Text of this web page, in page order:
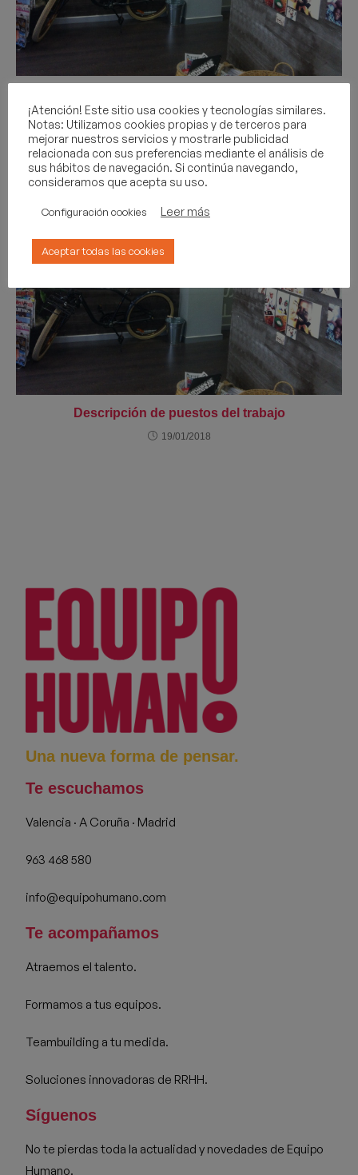
19/01/2018
Descripción de puestos del trabajo
19/01/2018
Una nueva forma de pensar.
Te escuchamos
Valencia · A Coruña · Madrid
963 468 580
info@equipohumano.com
Te acompañamos
Atraemos el talento.
Formamos a tus equipos.
Teambuilding a tu medida.
Soluciones innovadoras de RRHH.
Síguenos
No te pierdas toda la actualidad y novedades de Equipo
Humano.
¡Atención! Este sitio usa cookies y tecnologías similares.
Notas: Utilizamos cookies propias y de terceros para
mejorar nuestros servicios y mostrarle publicidad
relacionada con sus preferencias mediante el análisis de
sus hábitos de navegación. Si continúa navegando,
consideramos que acepta su uso.
Configuración cookies Leer más
Aceptar todas las cookies